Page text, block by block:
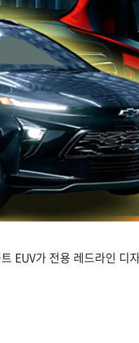
EUV가 전용 레드라인 디